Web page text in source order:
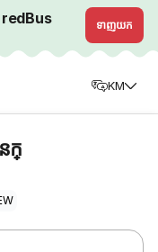
redBus ទាញយក
KM
ក្